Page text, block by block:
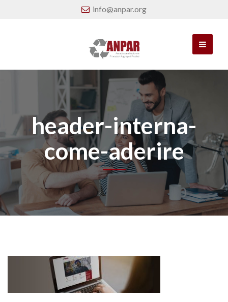
info@anpar.org
header-interna-
come-aderire